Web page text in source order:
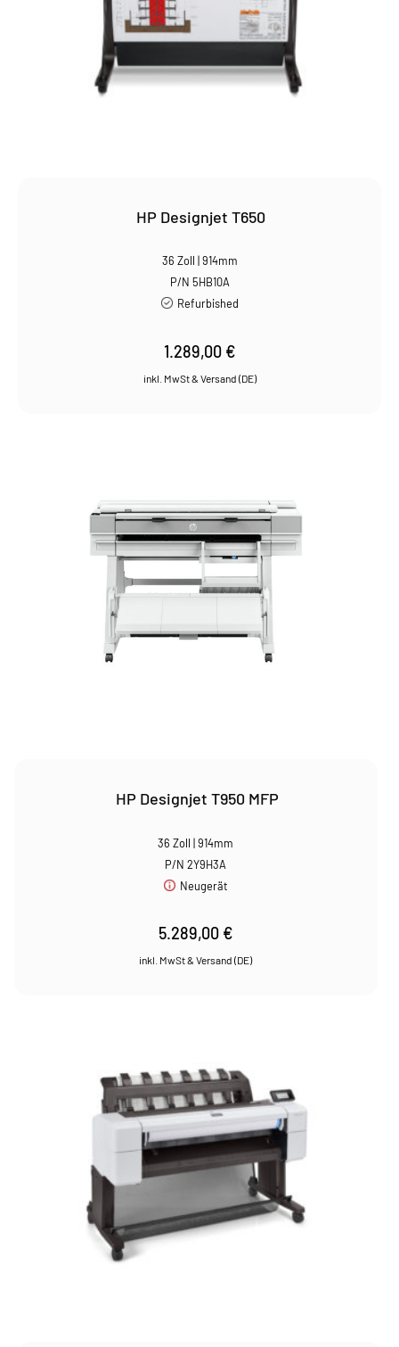
HP Designjet T650
36 Zoll | 914mm
P/N 5HB10A
Refurbished
1.289,00 €
HP Designjet T950 MFP
36 Zoll | 914mm
P/N 2Y9H3A
Neugerät
5.289,00 €